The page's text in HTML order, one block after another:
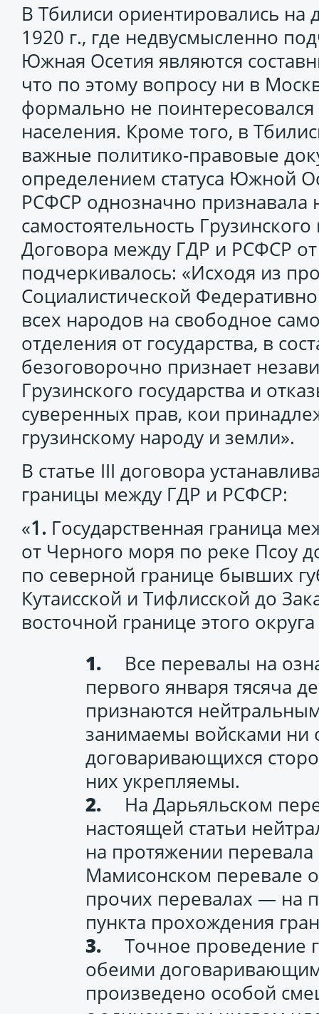
В Тбилиси ориентировались
1920 г., где недвусмысленно
Южная Осетия являются
что по этому вопросу ни в
формально не
населения. Кроме того, в
важные политико-правовые
определением статуса Южной
РСФСР однозначно признавала
самостоятельность
Договора между ГДР и РСФСР от
подчеркивалось: «Исходя из
Социалистической
всех народов на свободное
отделения от государства, в
безоговорочно признает
Грузинского государства и
суверенных прав, кои
грузинскому народу и земли».
В статье III договора
границы между ГДР и РСФСР:
«1. Государственная граница
от Черного моря по реке Псоу
по северной границе бывших
Кутаисской и Тифлисской до
восточной границе этого
Все перевалы на
первого января тясяча
признаются
занимаемы войсками ни
договаривающихся
них укрепляемы.
На Дарьяльском
настоящей статьи
на протяжении
Мамисонском перевале
прочих перевалах — на
пункта прохождения
Точное проведение
обеими
произведено особой